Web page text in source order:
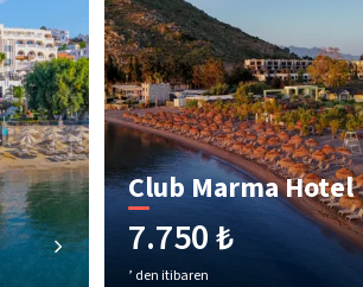
Club Marma Hotel
7.750 ₺
’ den itibaren